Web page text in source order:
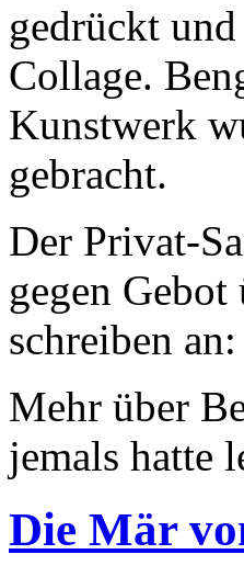
gedrückt
Collage.
Kunstwerk
gebracht.
Der Privat-
gegen
schreiben an:
Mehr über
jemals hatte
Die Mär